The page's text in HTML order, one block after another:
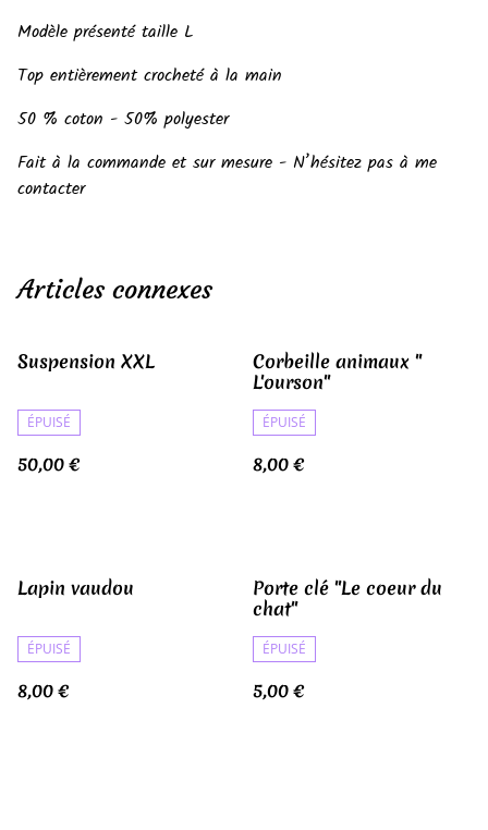
Modèle présenté taille L
Top entièrement crocheté à la main
50 % coton - 50% polyester
Fait à la commande et sur mesure - N’hésitez pas à me
contacter
Articles connexes
Suspension XXL
ÉPUISÉ
50,00 €
Corbeille animaux "
L'ourson"
ÉPUISÉ
8,00 €
Lapin vaudou
ÉPUISÉ
8,00 €
Porte clé "Le coeur du
chat"
ÉPUISÉ
5,00 €